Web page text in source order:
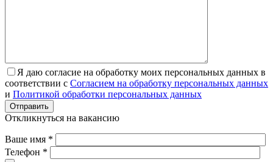
Я даю согласие на обработку моих персональных данных в
соответствии с Согласием на обработку персональных данных
и Политикой обработки персональных данных
Отправить
Откликнуться на вакансию
Ваше имя *
Телефон *